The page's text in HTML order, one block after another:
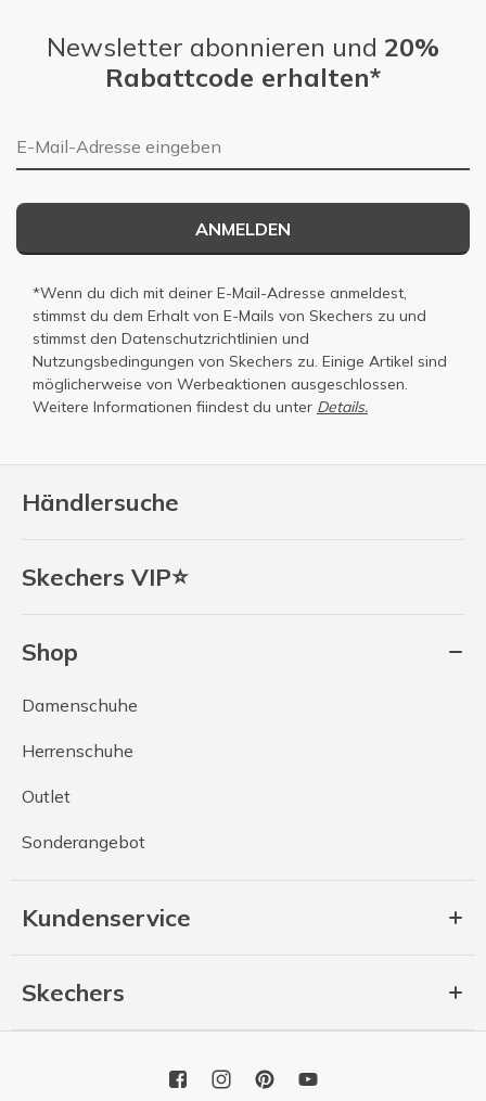
Händlersuche
Skechers VIP⭐
Shop
Damenschuhe
Herrenschuhe
Outlet
Sonderangebot
Kundenservice
Skechers
Newsletter abonnieren und 20%
Rabattcode erhalten*
E-Mail-Adresse
ANMELDEN
*Wenn du dich mit deiner E-Mail-Adresse anmeldest,
stimmst du dem Erhalt von E-Mails von Skechers zu und
stimmst den Datenschutzrichtlinien und
Nutzungsbedingungen von Skechers zu. Einige Artikel sind
möglicherweise von Werbeaktionen ausgeschlossen.
Weitere Informationen fiindest du unter Details.